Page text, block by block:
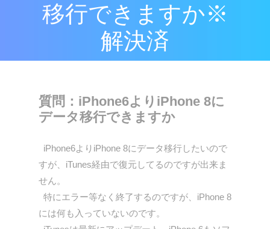
移行できますか※
解決済
質問：iPhone6よりiPhone 8に
データ移行できますか
iPhone6よりiPhone 8にデータ移行したいので
すが、iTunes経由で復元してるのですが出来ま
せん。
特にエラー等なく終了するのですが、iPhone 8
には何も入っていないのです。